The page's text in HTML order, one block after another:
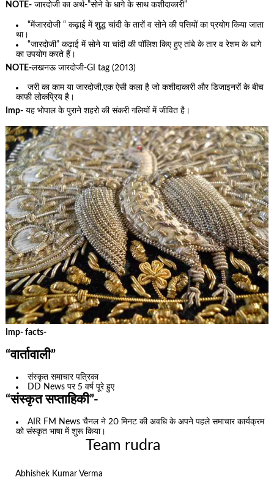
NOTE-जारदोजी का अर्थ-”सोने के धागे के साथ कशीदाकारी”
“मेंजारदोजी “ कढ़ाई में शुद्ध चांदी के तारों व सोने की पत्तियों का प्रयोग किया जाता
था।
“जारदोजी” कढ़ाई में सोने या चांदी की पॉलिश किए हुए तांबे के तार व रेशम के धागे
का उपयोग करते हैं।
NOTE-लखनऊ जारदोजी-GI tag (2013)
जरी का काम या जारदोजी,एक ऐसी कला है जो कशीदाकारी और डिजाइनरों के बीच
काफी लोकप्रिय है।
Imp-यह भोपाल के पुराने शहरो की संकरी गलियों में जीवित है।
Imp- facts-
“वार्तावाली”
संस्कृत समाचार पत्रिका
DD News पर 5 वर्ष पूरे हुए
“संस्कृत सप्ताहिकी”-
AIR FM News चैनल ने 20 मिनट की अवधि के अपने पहले समाचार कार्यक्रम
को संस्कृत भाषा में शुरू किया।
Team rudra
Abhishek Kumar Verma